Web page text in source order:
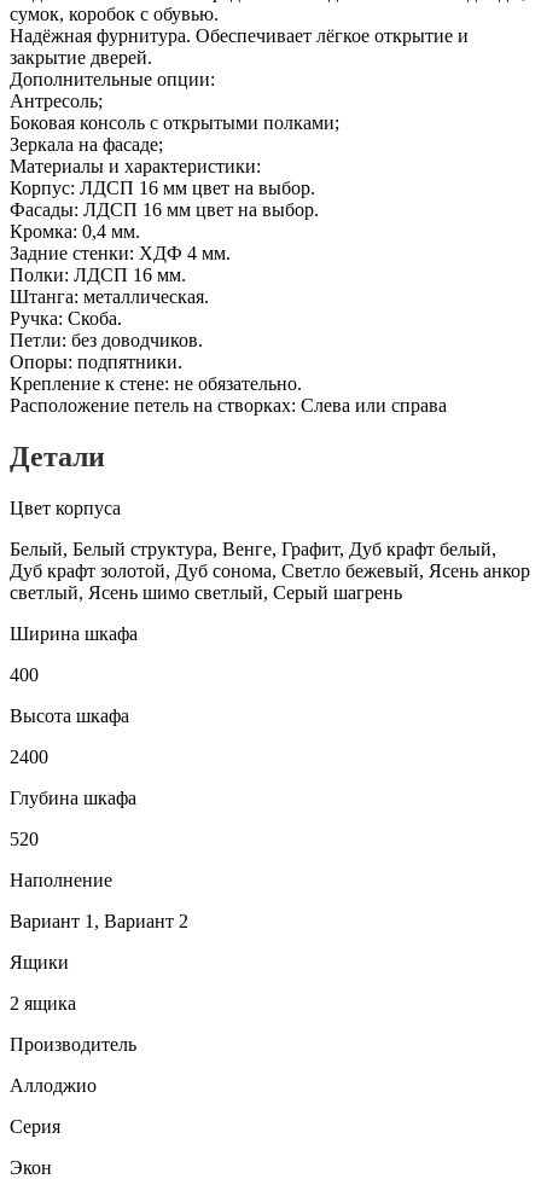
сумок, коробок с обувью.
Надёжная фурнитура. Обеспечивает лёгкое открытие и
закрытие дверей.
Дополнительные опции:
Антресоль;
Боковая консоль с открытыми полками;
Зеркала на фасаде;
Материалы и характеристики:
Корпус: ЛДСП 16 мм цвет на выбор.
Фасады: ЛДСП 16 мм цвет на выбор.
Кромка: 0,4 мм.
Задние стенки: ХДФ 4 мм.
Полки: ЛДСП 16 мм.
Штанга: металлическая.
Ручка: Скоба.
Петли: без доводчиков.
Опоры: подпятники.
Крепление к стене: не обязательно.
Расположение петель на створках: Слева или справа
Детали
Цвет корпуса
Белый, Белый структура, Венге, Графит, Дуб крафт белый,
Дуб крафт золотой, Дуб сонома, Светло бежевый, Ясень анкор
светлый, Ясень шимо светлый, Серый шагрень
Ширина шкафа
400
Высота шкафа
2400
Глубина шкафа
520
Наполнение
Вариант 1, Вариант 2
Ящики
2 ящика
Производитель
Аллоджио
Серия
Экон